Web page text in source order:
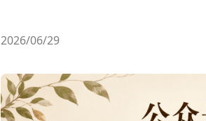
2026/06/29